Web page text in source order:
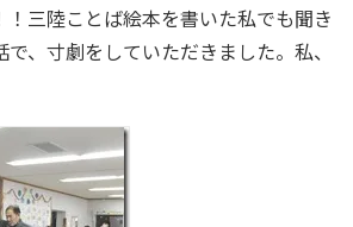
！三陸ことば絵本を書いた私でも聞き
、寸劇をしていただきました。私、